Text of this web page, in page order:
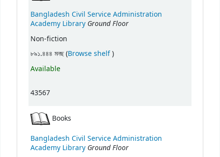
Bangladesh Civil Service Administration
Academy Library Ground Floor
Non-fiction
৮৯১.৪৪৪ মনছ (Browse shelf(Opens below)
)
Available
43567
Books
Bangladesh Civil Service Administration
Academy Library Ground Floor